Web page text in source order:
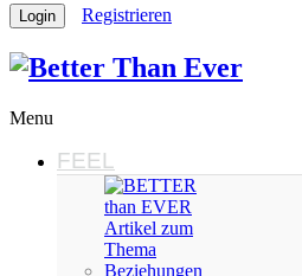
Registrieren
Menu
FEEL